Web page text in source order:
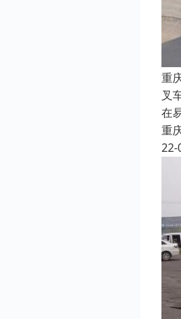
重
叉
在
重
22-